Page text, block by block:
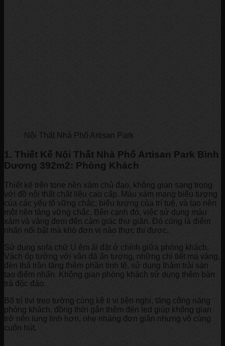
Nội Thất Nhà Phố Artisan Park
1. Thiết Kế Nội Thất Nhà Phố Artisan Park Bình
Dương 392m2: Phòng Khách
Thiết kế trên tone nền xám chủ đạo, không gian sang trọng
với đồ nội thất chất liệu cao cấp. Màu xám mang biểu tượng
của các yếu tố vững chắc, biểu tượng của trí tuệ, và tạo nên
một nền tảng vững chắc. Bên cạnh đó, việc sử dụng màu
xám và vàng đem đến cảm giác thư giãn. Đó cũng là điểm
nhấn nổi bật mà khó đơn vị nào thực thi được.
Sử dụng sofa chữ U êm ái đặt ở chính giữa phòng khách.
Vách ốp tường với vân đá ấn tượng, những chi tiết mạ vàng,
đèn thả trần tăng thêm phần tinh tế, sử dụng thảm trải sàn
tạo điểm nhấn. Không gian phòng khách sử dụng thêm bàn
trà độc đáo.
Bố trí tivi treo tường cùng kệ ti vi tiện nghi, tăng công năng
phòng khách, đồng thời gắn thêm đèn led giúp không gian
trở nên lung linh hơn, nhẹ nhàng đơn giản nhưng vô cùng
cuốn hút.